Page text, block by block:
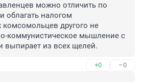
можно отличить по
облагать налогом
другого не
коммунистическое мышление с
выпирает из всех щелей.
+0 –0